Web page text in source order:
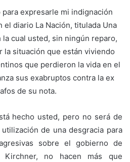
expresarle mi indignación
diario La Nación, titulada Una
cual usted, sin ningún reparo,
la situación que están viviendo
que perdieron la vida en el
sus exabruptos contra la ex
de su nota.
hecho usted, pero no será de
de una desgracia para
sobre el gobierno de
Kirchner, no hacen más que